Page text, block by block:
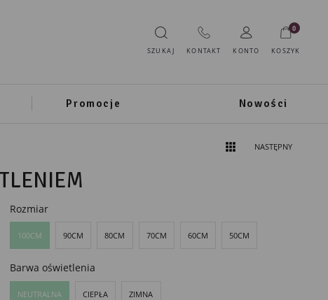
SZUKAJ KONTAKT KONTO KOSZYK
0
Promocje Nowości
NASTĘPNY
Rozmiar
100CM 90CM 80CM 70CM 60CM 50CM
Barwa oświetlenia
NEUTRALNA CIEPŁA ZIMNA